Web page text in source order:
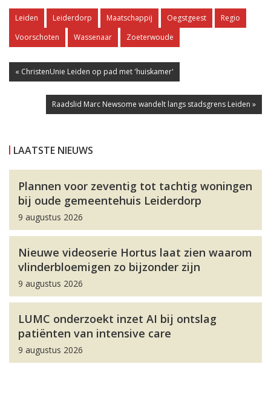
Leiden Leiderdorp Maatschappij Oegstgeest
Regio
Voorschoten
Wassenaar Zoeterwoude
« ChristenUnie Leiden op pad met 'huiskamer'
Raadslid Marc Newsome wandelt langs stadsgrens Leiden »
LAATSTE NIEUWS
Plannen voor zeventig tot tachtig woningen
bij oude gemeentehuis Leiderdorp
9 augustus 2026
Nieuwe videoserie Hortus laat zien waarom
vlinderbloemigen zo bijzonder zijn
9 augustus 2026
LUMC onderzoekt inzet AI bij ontslag
patiënten van intensive care
9 augustus 2026